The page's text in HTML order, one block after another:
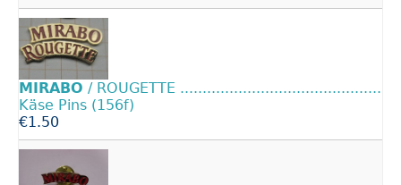
MIRABO / ROUGETTE .............................................
Käse Pins (156f)
€1.50